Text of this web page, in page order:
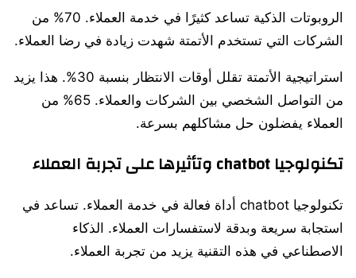
الروبوتات الذكية تساعد كثيرًا في خدمة العملاء. 70% من
الشركات التي تستخدم الأتمتة شهدت زيادة في رضا العملاء.
استراتيجية الأتمتة تقلل أوقات الانتظار بنسبة 30%. هذا يزيد
من التواصل الشخصي بين الشركات والعملاء. 65% من
العملاء يفضلون حل مشاكلهم بسرعة.
تكنولوجيا chatbot وتأثيرها على تجربة العملاء
تكنولوجيا chatbot أداة فعالة في خدمة العملاء. تساعد في
استجابة سريعة وبدقة لاستفسارات العملاء. الذكاء
الاصطناعي في هذه التقنية يزيد من تجربة العملاء.